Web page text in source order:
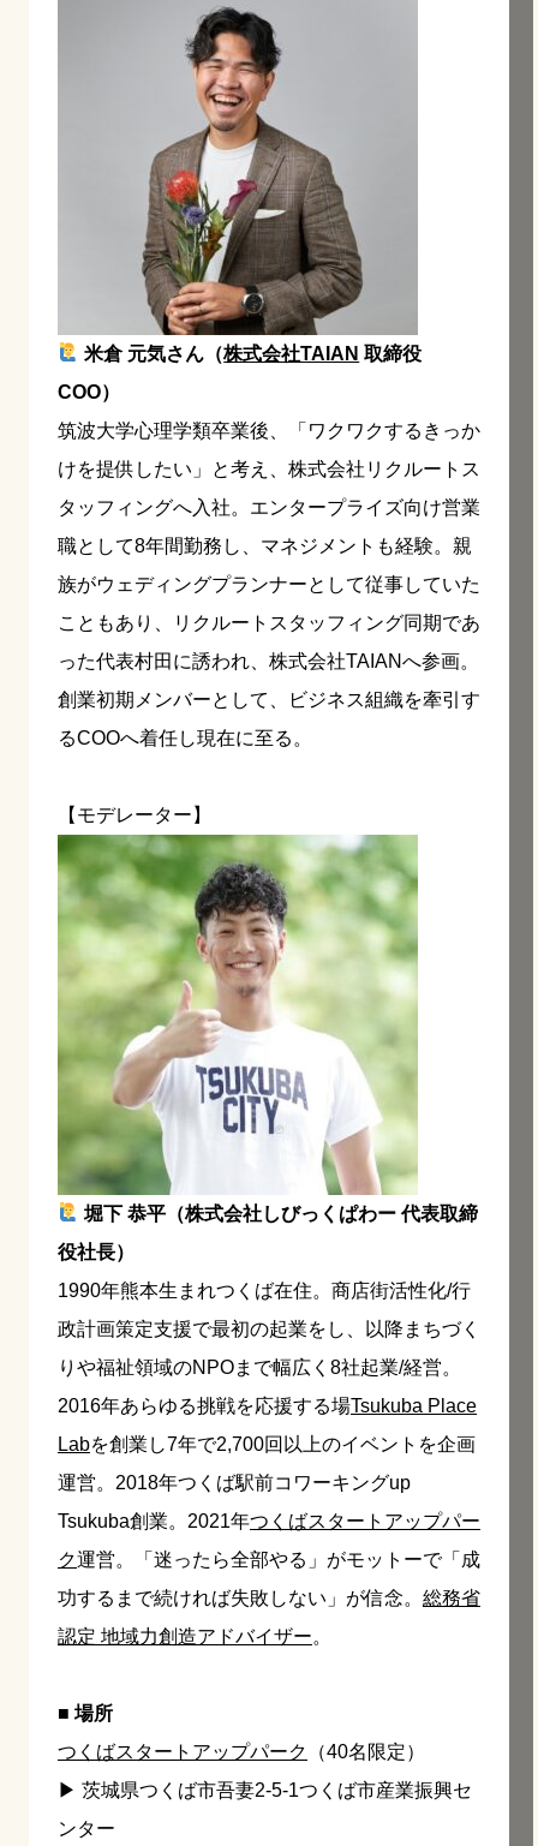
米倉 元気さん（株式会社TAIAN 取締役
COO）
筑波大学心理学類卒業後、「ワクワクするきっか
けを提供したい」と考え、株式会社リクルートス
タッフィングへ入社。エンタープライズ向け営業
職として8年間勤務し、マネジメントも経験。親
族がウェディングプランナーとして従事していた
こともあり、リクルートスタッフィング同期であ
った代表村田に誘われ、株式会社TAIANへ参画。
創業初期メンバーとして、ビジネス組織を牽引す
るCOOへ着任し現在に至る。
【モデレーター】
堀下 恭平（株式会社しびっくぱわー 代表取締
役社長）
1990年熊本生まれつくば在住。商店街活性化/行
政計画策定支援で最初の起業をし、以降まちづく
りや福祉領域のNPOまで幅広く8社起業/経営。
2016年あらゆる挑戦を応援する場Tsukuba Place
Labを創業し7年で2,700回以上のイベントを企画
運営。2018年つくば駅前コワーキングup
Tsukuba創業。2021年つくばスタートアップパー
ク運営。「迷ったら全部やる」がモットーで「成
功するまで続ければ失敗しない」が信念。 総務省
認定 地域力創造アドバイザー。
■ 場所
つくばスタートアップパーク
（40名限定）
▶︎ 茨城県つくば市吾妻2-5-1つくば市産業振興セ
ンター